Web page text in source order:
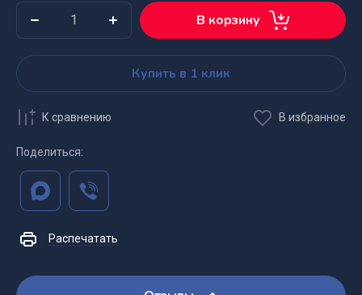
В корзину
Купить в 1 клик
К сравнению В избранное
Поделиться:
Распечатать